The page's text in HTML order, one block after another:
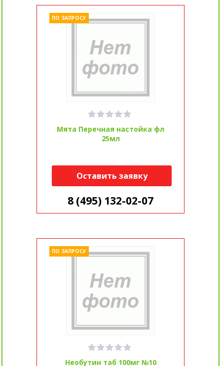
Мята Перечная настойка фл
25мл
ПО ЗАПРОСУ
Оставить заявку
8 (495) 132-02-07
Необутин таб 100мг №10
ПО ЗАПРОСУ